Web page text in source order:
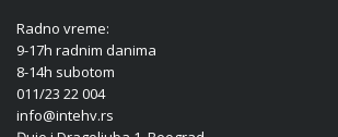
Radno vreme:
9-17h radnim danima
8-14h subotom
011/23 22 004
info@intehv.rs